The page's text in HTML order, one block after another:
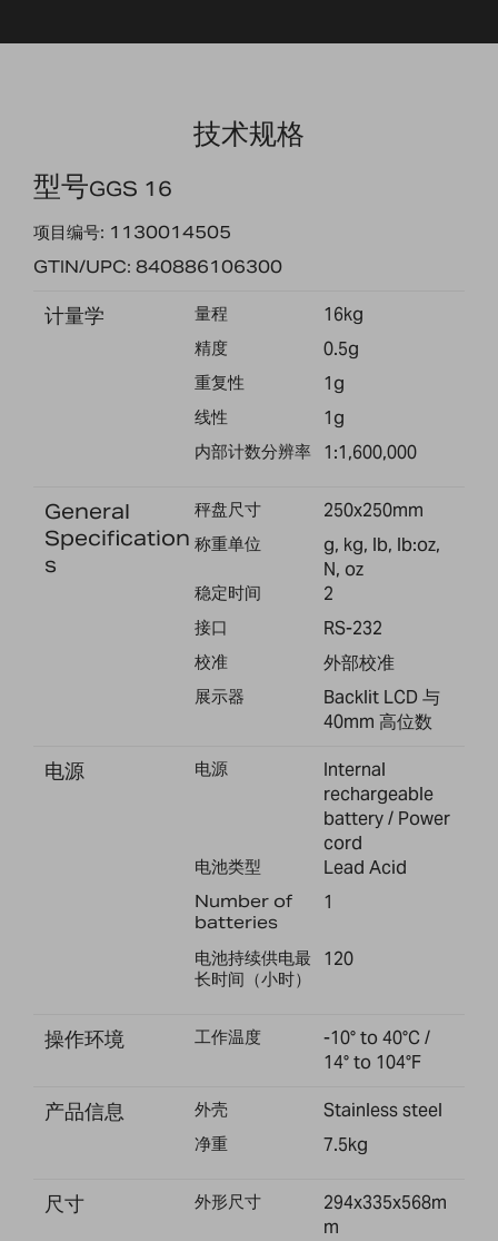
技术规格
型号GGS 16
项目编号: 1130014505
GTIN/UPC: 840886106300
计量学 量程 16kg
精度 0.5g
重复性 1g
线性 1g
内部计数分辨率 1:1,600,000
General
Specification
s
秤盘尺寸 250x250mm
称重单位
g, kg, lb, lb:oz,
N, oz
稳定时间 2
接口 RS-232
校准 外部校准
展示器
Backlit LCD 与
40mm 高位数
电源 电源
Internal
rechargeable
battery / Power
cord
电池类型 Lead Acid
Number of
batteries
1
电池持续供电最
长时间（小时）
120
操作环境 工作温度
-10° to 40°C /
14° to 104°F
产品信息 外壳 Stainless steel
净重 7.5kg
尺寸 外形尺寸
294x335x568m
m